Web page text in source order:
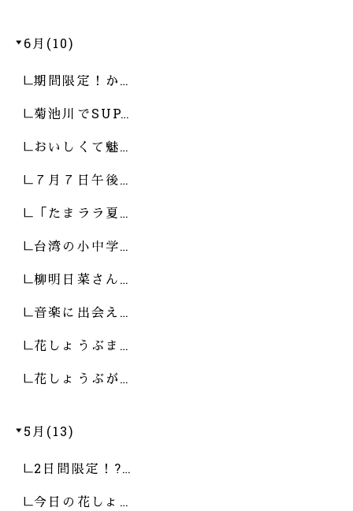
6月(10)
期間限定！か…
菊池川でSUP…
おいしくて魅…
７月７日午後…
「たまララ夏…
台湾の小中学…
柳明日菜さん…
音楽に出会え…
花しょうぶま…
花しょうぶが…
5月(13)
2日間限定！?…
今日の花しょ…